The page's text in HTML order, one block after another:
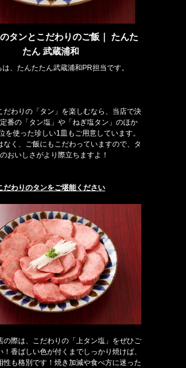
タンとこだわりのご飯｜ たんた
たん 武蔵浦和
は、たんたたん武蔵浦和PR担当です。
だわりの「タン」を楽しむなら、当店で決
番の「タン塩」や「ねぎ塩タン」のほか
を使った珍しい1皿もご用意しています。
なく、ご飯にもこだわっていますので、タ
おいしさがより際立ちますよ！
だわりのタンをご堪能ください
の際は、こだわりの「上タン塩」をぜひご
！香ばしい色が付くまでしっかり焼けば、
性も格別です！焼き加減や食べ方に迷った